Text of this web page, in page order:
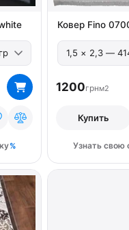
Ковер Fino
1200грнм2
Купить
Узнать свою